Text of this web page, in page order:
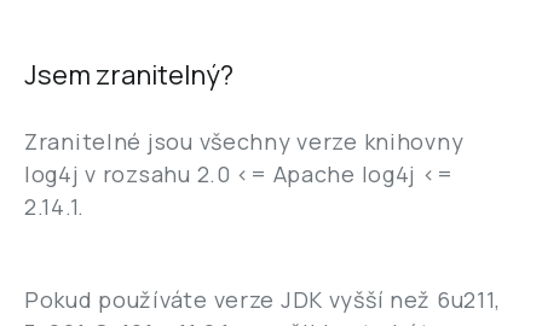
Jsem zranitelný?
Zranitelné jsou všechny verze knihovny
log4j v rozsahu 2.0 <= Apache log4j <=
2.14.1.
Pokud používáte verze JDK vyšší než 6u211,